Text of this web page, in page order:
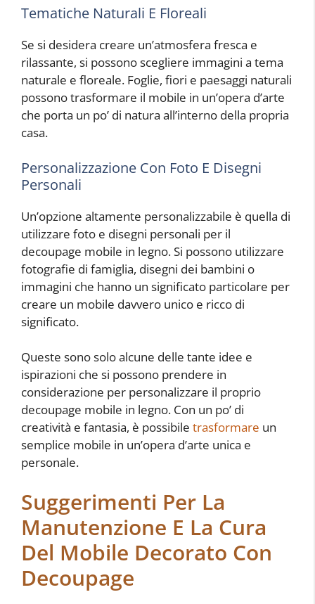
Tematiche Naturali E Floreali
Se si desidera creare un’atmosfera fresca e
rilassante, si possono scegliere immagini a tema
naturale e floreale. Foglie, fiori e paesaggi naturali
possono trasformare il mobile in un’opera d’arte
che porta un po’ di natura all’interno della propria
casa.
Personalizzazione Con Foto E Disegni
Personali
Un’opzione altamente personalizzabile è quella di
utilizzare foto e disegni personali per il
decoupage mobile in legno. Si possono utilizzare
fotografie di famiglia, disegni dei bambini o
immagini che hanno un significato particolare per
creare un mobile davvero unico e ricco di
significato.
Queste sono solo alcune delle tante idee e
ispirazioni che si possono prendere in
considerazione per personalizzare il proprio
decoupage mobile in legno. Con un po’ di
creatività e fantasia, è possibile trasformare un
semplice mobile in un’opera d’arte unica e
personale.
Suggerimenti Per La
Manutenzione E La Cura
Del Mobile Decorato Con
Decoupage